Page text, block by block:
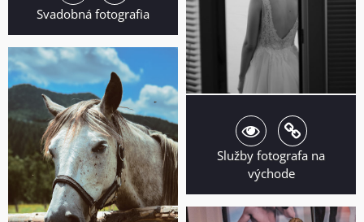
Svadobná fotografia
Služby fotografa na
východe